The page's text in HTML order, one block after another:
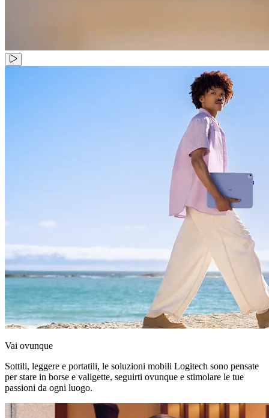
Vai ovunque
Sottili, leggere e portatili, le soluzioni mobili Logitech sono pensate
per stare in borse e valigette, seguirti ovunque e stimolare le tue
passioni da ogni luogo.